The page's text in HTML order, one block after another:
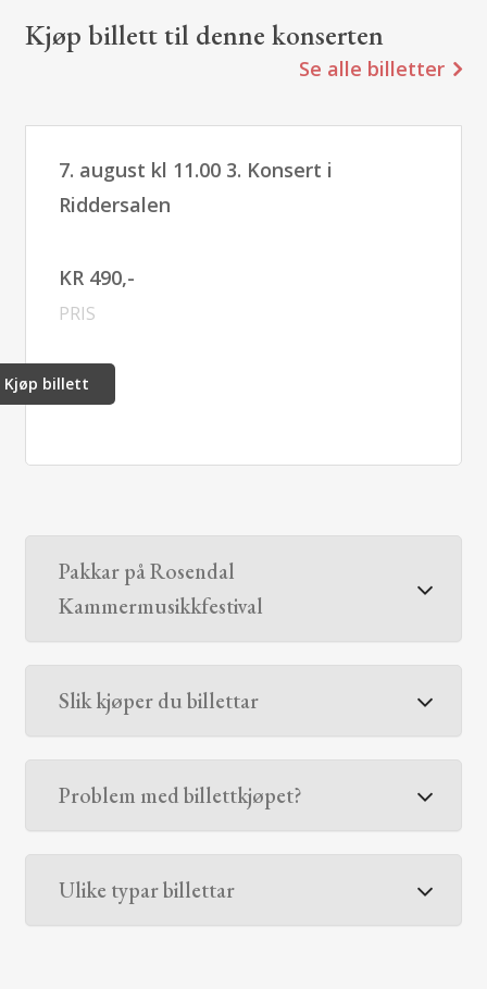
Kjøp billett til denne konserten
Se alle billetter
7. august kl 11.00 3. Konsert i
Riddersalen
KR 490,-
PRIS
Kjøp billett
Pakkar på Rosendal
Kammermusikkfestival
Slik kjøper du billettar
Problem med billettkjøpet?
Ulike typar billettar